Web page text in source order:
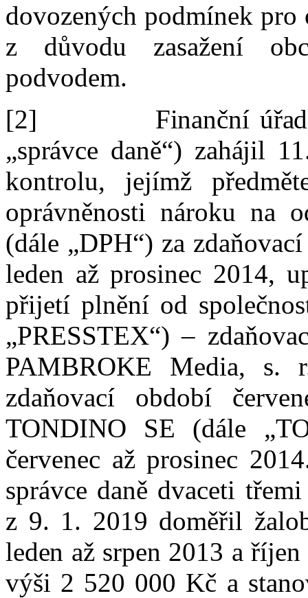
dovozených podmínek pro
z
důvodu zasažení
podvodem.
[2]
Finanční
„správce daně“) zahájil
kontrolu, jejímž
oprávněnosti nároku na
(dále „DPH“) za
leden až prosinec 2014,
přijetí plnění od
„PRESSTEX“) –
PAMBROKE Media, s.
zdaňovací období
TONDINO SE
(dále
červenec až prosinec 2014
správce daně dvaceti třemi
z 9. 1. 2019 doměřil
leden až srpen 2013 a říjen
výši 2 520 000 Kč a